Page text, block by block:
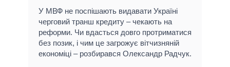
У МВФ не поспішають видавати Україні
черговий транш кредиту – чекають на
реформи. Чи вдасться довго протриматися
без позик, і чим це загрожує вітчизняній
економіці – розбирався Олександр Радчук.